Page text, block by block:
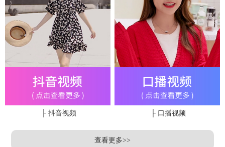
├ 抖音视频 ├ 口播视频
查看更多>>